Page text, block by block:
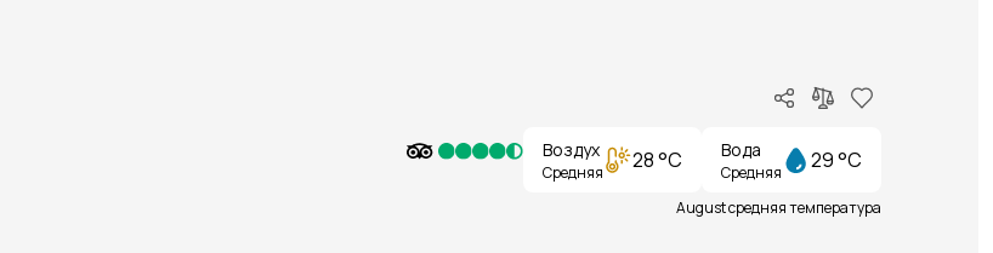
Воздух
Средняя 28 °C Вода
Средняя 29 °C
August средняя температура